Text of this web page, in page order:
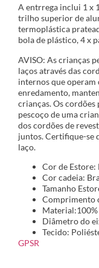
A entrrega inclui 1 x
trilho superior de
termoplástica
bola de plástico, 4 x
AVISO: As crianças
laços através das
internos que
enredamento,
crianças. Os
pescoço de uma
dos cordões de
juntos. Certifique-se
laço.
Cor de Estore:
Cor cadeia:
Tamanho
Comprimento
Diâmetro do
Tecido:
GPSR